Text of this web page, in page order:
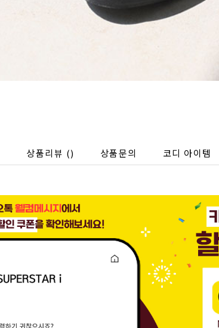
상품리뷰 () 상품문의 코디 아이템